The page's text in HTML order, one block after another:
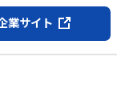
業サイト